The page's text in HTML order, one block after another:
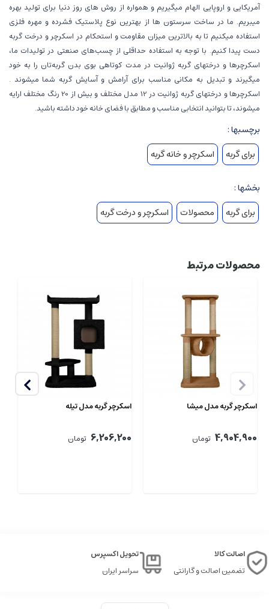
آمریکایی و اروپایی الهام میگیریم و همواره از روش های روز دنیا برای تولید بهره
میبریم. ما در ساخت سرستون ها از بهترین نوع پلاستیک فشرده و مهره فلزی
استفاده میکنیم تا به بالاترین میزان مقاومت و استحکام در اسکرچر و درخت گربه
دست پیدا کنیم. با توجه به استفاده حداقلی از چسب‌های صنعتی در تولیدات ما،
اسکرچرها و درختهای گربه ژوانیت در مدت کوتاهی بوی بدن گربه‌تان را به خود
میگیرند و تبدیل به مکانی مناسب برای آرامش و آسایش گربه شما میشوند .
اسکرچرها و درختهای گربه ژوانیت در 12 مدل مختلف و بیش از 20 رنگ مختلف ارایه
میشوند، تا بتوانید انتخابی مناسب و مطابق با فضای خانه خود داشته باشید.
برچسبها :
برای گربه
اسکرچر و خانه گربه
بخشها :
برای گربه
محصولات اسکرچر و درخت گربه
محصولات مرتبط
اسکرچر گربه مدل میشا
4,904,900 تومان
اسکرچر گربه مدل تیله
6,206,200 تومان
اصالت کالا
تضمین اصالت و گارانتی
تحویل اکسپرس
سراسر ایران